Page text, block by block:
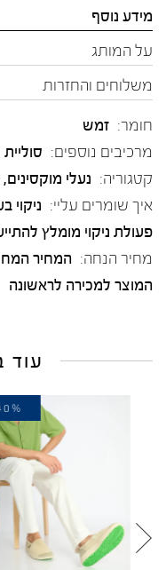
מידע נוסף
על המותג
משלוחים והחזרות
חומר: זמש
מרכיבים נוספים:
קטגוריה: נעלי מוקסינים,
איך שומרים עליי: ניקוי
פעולת ניקוי מומלץ
מחיר הנחה: המחיר
המוצר למכירה לראשונה
עוד